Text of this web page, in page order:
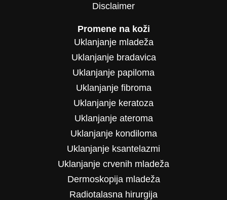
Disclaimer
Promene na koži
Uklanjanje mladeža
Uklanjanje bradavica
Uklanjanje papiloma
Uklanjanje fibroma
Uklanjanje keratoza
Uklanjanje ateroma
Uklanjanje kondiloma
Uklanjanje ksantelazmi
Uklanjanje crvenih mladeža
Dermoskopija mladeža
Radiotalasna hirurgija